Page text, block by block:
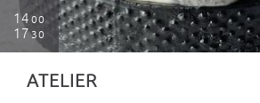
14 00
1730
ATELIER